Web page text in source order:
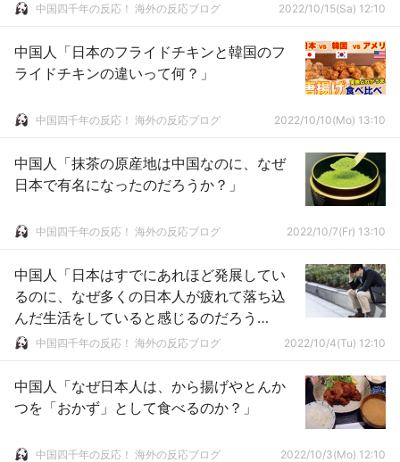
中国四千年の反応！ 海外の反応ブログ 2022/10/15(Sa) 12:10
中国人「日本のフライドチキンと韓国のフ
ライドチキンの違いって何？」
中国四千年の反応！ 海外の反応ブログ 2022/10/10(Mo) 13:10
中国人「抹茶の原産地は中国なのに、なぜ
日本で有名になったのだろうか？」
中国四千年の反応！ 海外の反応ブログ 2022/10/7(Fr) 13:10
中国人「日本はすでにあれほど発展してい
るのに、なぜ多くの日本人が疲れて落ち込
んだ生活をしていると感じるのだろう
か？」中国四千年の反応！ 海外の反応ブログ 2022/10/4(Tu) 12:10
中国人「なぜ日本人は、から揚げやとんか
つを「おかず」として食べるのか？」
中国四千年の反応！ 海外の反応ブログ 2022/10/3(Mo) 12:10